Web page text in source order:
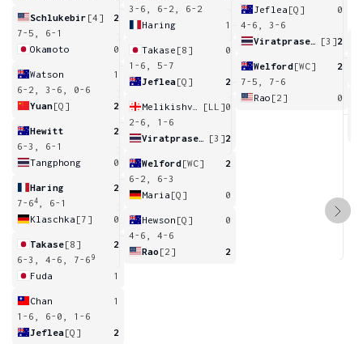
Schlukebir [4]
2
7-5, 6-1
Okamoto
0
Watson
1
6-2, 3-6, 0-6
Yuan[Q] 2
Hewitt
2
6-3, 6-1
Tangphong
0
Haring
2
7-64
, 6-1
Klaschka [7] 0
Takase[8]
2
6-3, 4-6, 7-6 9
Fuda 1
Chan
1
1-6, 6-0, 1-6
Jeflea[Q] 2
3-6, 6-2, 6-2
Haring
1
Takase [8]
0
1-6, 5-7
Jeflea[Q] 2
[LL]0
2-6, 1-6
[3]2
Welford[WC]
2
6-2, 6-3
Maria [Q] 0
Hewson [Q]
0
4-6, 4-6
Rao [2] 2
Jeflea [Q]
0
4-6, 3-6
[3]2
Welford[WC]
2
7-5, 7-6
Rao [2] 0